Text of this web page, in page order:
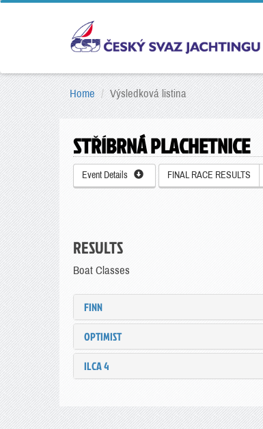
Home Výsledková listina
STŘÍBRNÁ PLACHETNICE
Event Details FINAL RACE RESULTS
RESULTS
Boat Classes
FINN
OPTIMIST
ILCA 4